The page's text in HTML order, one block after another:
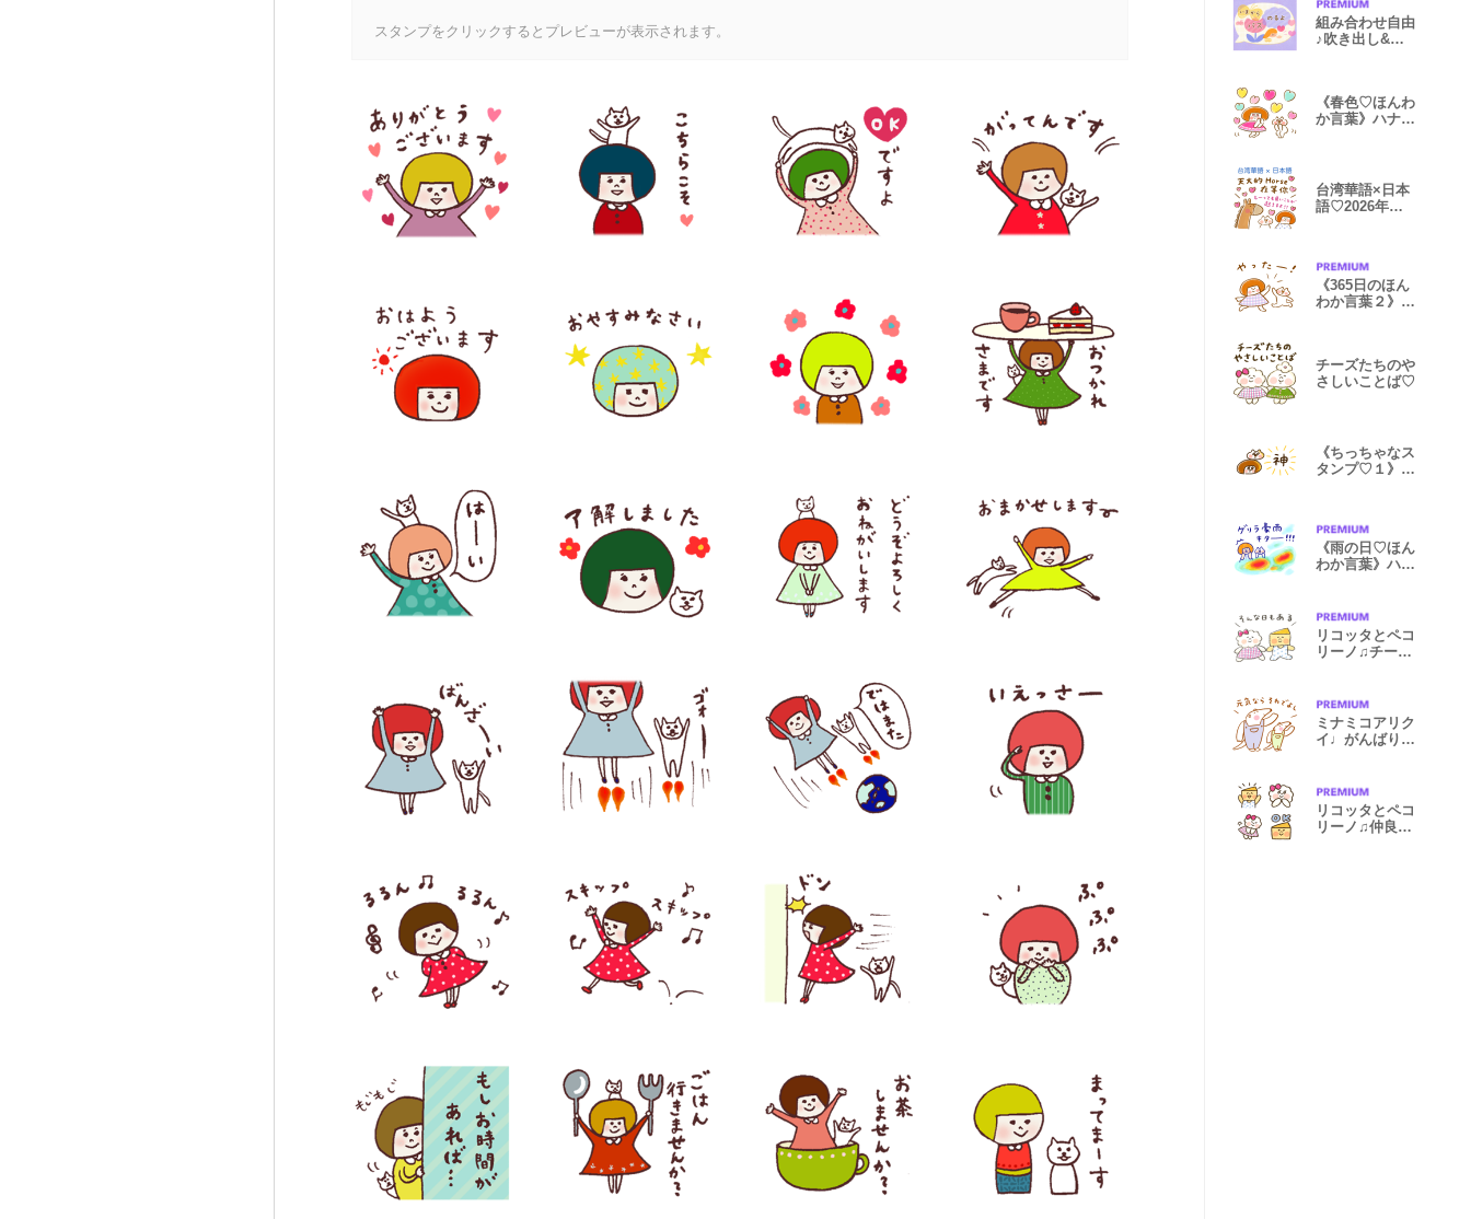
スタンプをクリックするとプレビューが表示されます。
組み合わせ自由
♪吹き出し&透
《春色♡ほんわ
か言葉》ハナチ
台湾華語×日本
語♡2026年春
《365日のほん
わか言葉２》ハ
チーズたちのや
さしいことば♡
《ちっちゃなス
タンプ♡１》ハ
《雨の日♡ほん
わか言葉》ハナ
リコッタとペコ
リーノ♫チーズ
ミナミコアリク
イ♩がんばりす
リコッタとペコ
リーノ♫仲良し